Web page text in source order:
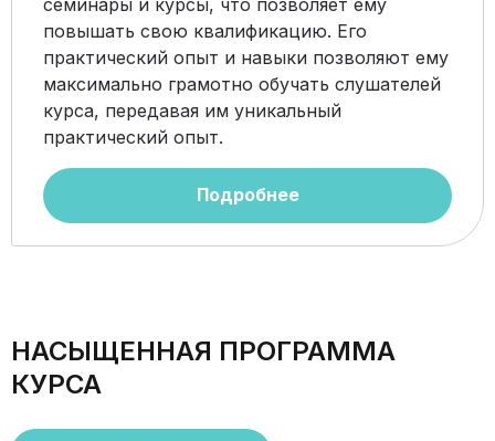
семинары и курсы, что позволяет ему
повышать свою квалификацию. Его
практический опыт и навыки позволяют ему
максимально грамотно обучать слушателей
курса, передавая им уникальный
практический опыт.
Подробнее
НАСЫЩЕННАЯ ПРОГРАММА
КУРСА